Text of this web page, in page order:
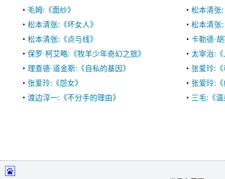
毛姆:《面纱》
松本清张
松本清张:《坏女人》
松本清张
松本清张:《点与线》
卡勒德·
保罗·柯艾略:《牧羊少年奇幻之旅》
太宰治:
理查德·道金斯:《自私的基因》
张爱玲:
张爱玲:《怨女》
张爱玲:
渡边淳一:《不分手的理由》
三毛:《